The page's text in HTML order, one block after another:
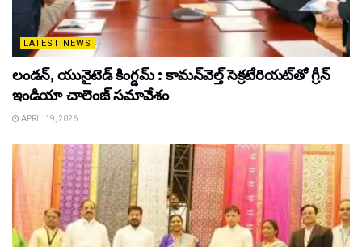
LATEST NEWS
లండన్, యునైటెడ్ కింగ్డమ్ : కామన్‌వెల్త్ సెక్రటేరియట్‌తో గ్రీన్
ఇండియా చాలెంజ్ సమావేశం
APRIL 19, 2026